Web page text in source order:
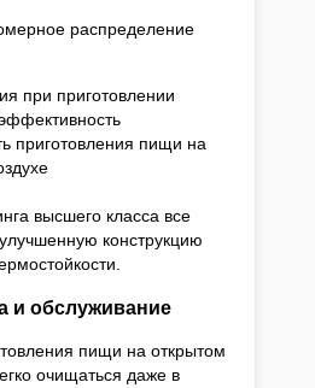
распределение
при приготовлении
приготовления пищи на
высшего класса все
конструкцию
и обслуживание
пищи на открытом
очищаться даже в